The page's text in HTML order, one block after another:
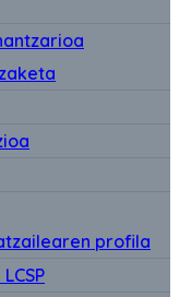
profila